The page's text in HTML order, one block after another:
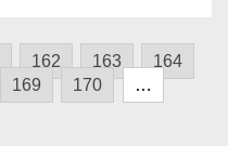
162 163
164
169 170
…